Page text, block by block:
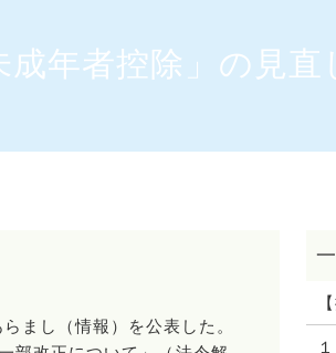
年者控除」の見直
まし（情報）を公表した。